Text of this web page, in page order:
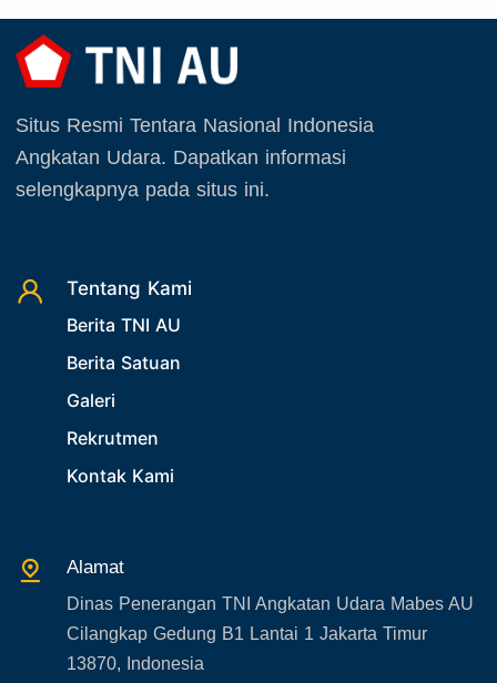
Situs Resmi Tentara Nasional Indonesia
Angkatan Udara. Dapatkan informasi
selengkapnya pada situs ini.
Tentang Kami
Berita TNI AU
Berita Satuan
Galeri
Rekrutmen
Kontak Kami
Alamat
Dinas Penerangan TNI Angkatan Udara Mabes AU
Cilangkap Gedung B1 Lantai 1 Jakarta Timur
13870, Indonesia